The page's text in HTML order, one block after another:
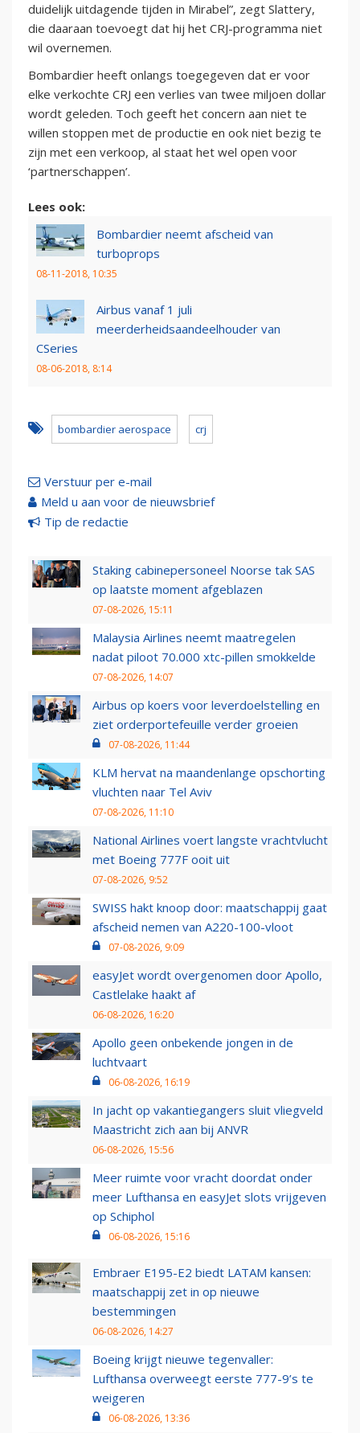
duidelijk uitdagende tijden in Mirabel”, zegt Slattery,
die daaraan toevoegt dat hij het CRJ-programma niet
wil overnemen.
Bombardier heeft onlangs toegegeven dat er voor
elke verkochte CRJ een verlies van twee miljoen dollar
wordt geleden. Toch geeft het concern aan niet te
willen stoppen met de productie en ook niet bezig te
zijn met een verkoop, al staat het wel open voor
‘partnerschappen’.
Lees ook:
Bombardier neemt afscheid van
turboprops
08-11-2018, 10:35
Airbus vanaf 1 juli
meerderheidsaandeelhouder van
CSeries
08-06-2018, 8:14
bombardier aerospace crj
Verstuur per e-mail
Meld u aan voor de nieuwsbrief
Tip de redactie
Staking cabinepersoneel Noorse tak SAS
op laatste moment afgeblazen
07-08-2026, 15:11
Malaysia Airlines neemt maatregelen
nadat piloot 70.000 xtc-pillen smokkelde
07-08-2026, 14:07
Airbus op koers voor leverdoelstelling en
ziet orderportefeuille verder groeien
07-08-2026, 11:44
KLM hervat na maandenlange opschorting
vluchten naar Tel Aviv
07-08-2026, 11:10
National Airlines voert langste vrachtvlucht
met Boeing 777F ooit uit
07-08-2026, 9:52
SWISS hakt knoop door: maatschappij gaat
afscheid nemen van A220-100-vloot
07-08-2026, 9:09
easyJet wordt overgenomen door Apollo,
Castlelake haakt af
06-08-2026, 16:20
Apollo geen onbekende jongen in de
luchtvaart
06-08-2026, 16:19
In jacht op vakantiegangers sluit vliegveld
Maastricht zich aan bij ANVR
06-08-2026, 15:56
Meer ruimte voor vracht doordat onder
meer Lufthansa en easyJet slots vrijgeven
op Schiphol
06-08-2026, 15:16
Embraer E195-E2 biedt LATAM kansen:
maatschappij zet in op nieuwe
bestemmingen
06-08-2026, 14:27
Boeing krijgt nieuwe tegenvaller:
Lufthansa overweegt eerste 777-9’s te
weigeren
06-08-2026, 13:36